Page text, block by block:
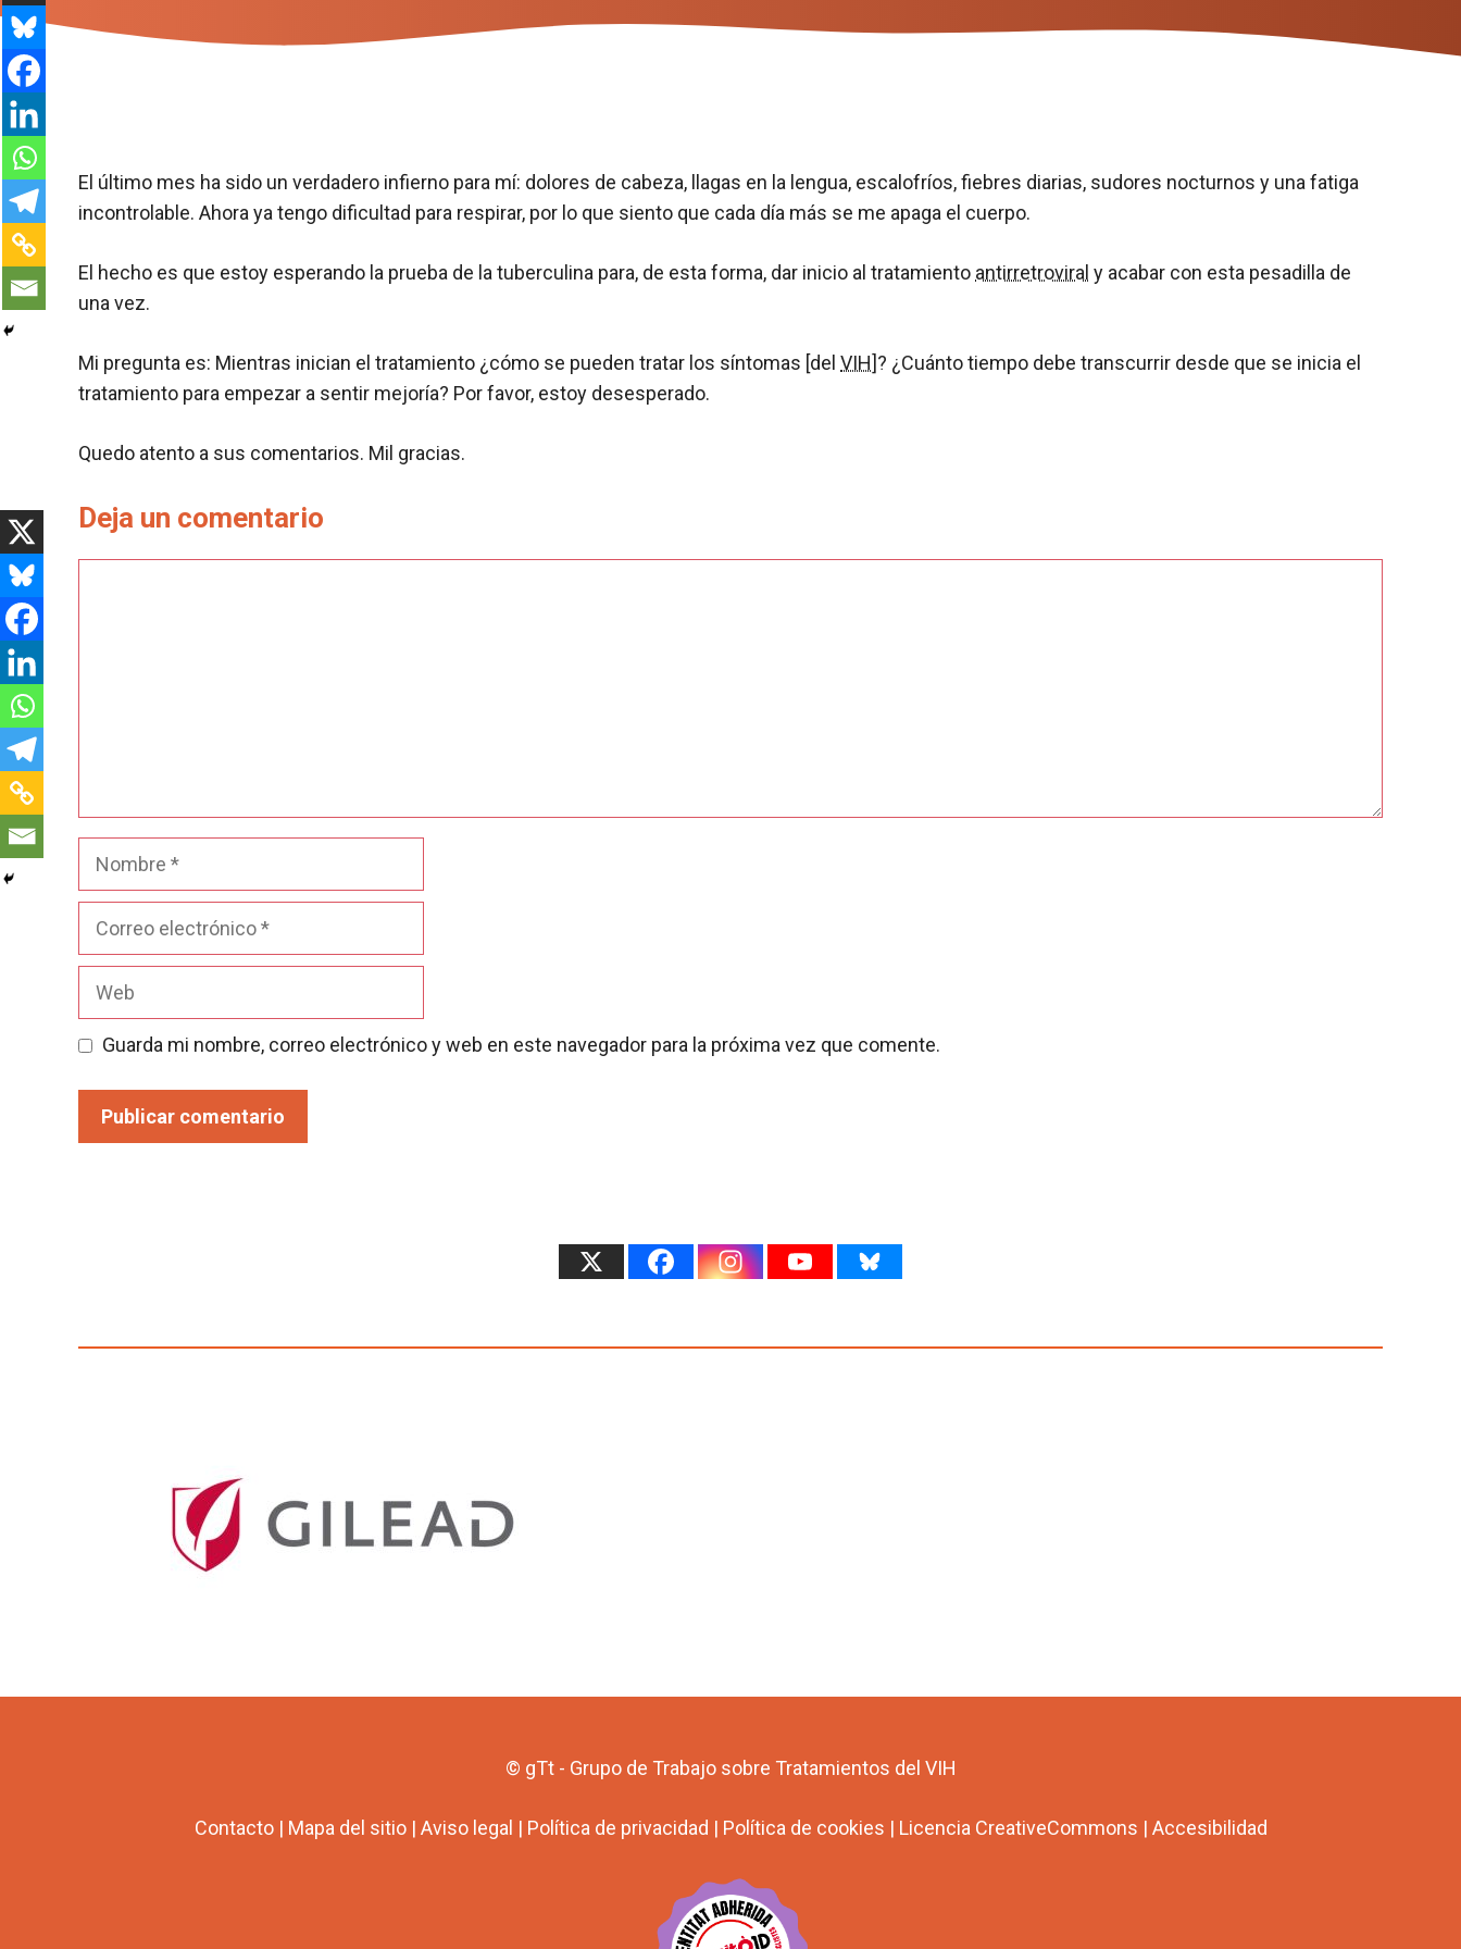
El último mes ha sido un verdadero infierno para mí: dolores de cabeza, llagas en la lengua, escalofríos, fiebres diarias, sudores nocturnos y una fatiga
incontrolable. Ahora ya tengo dificultad para respirar, por lo que siento que cada día más se me apaga el cuerpo.
El hecho es que estoy esperando la prueba de la tuberculina para, de esta forma, dar inicio al tratamiento antirretroviral y acabar con esta pesadilla de
una vez.
Mi pregunta es: Mientras inician el tratamiento ¿cómo se pueden tratar los síntomas [del VIH]? ¿Cuánto tiempo debe transcurrir desde que se inicia el
tratamiento para empezar a sentir mejoría? Por favor, estoy desesperado.
Quedo atento a sus comentarios. Mil gracias.
Deja un comentario
Nombre
Guarda mi nombre, correo electrónico y web en este navegador para la próxima vez que comente.
© gTt - Grupo de Trabajo sobre Tratamientos del VIH
Contacto| Mapa del sitio| Aviso legal | Política de privacidad | Política de cookies | Licencia CreativeCommons | Accesibilidad